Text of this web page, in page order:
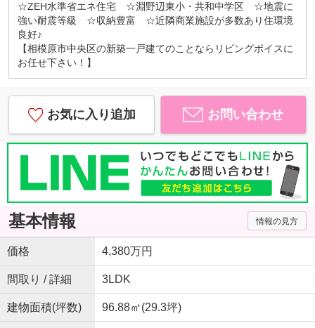
☆ZEH水準省エネ住宅 ☆淵野辺東小・共和中学区 ☆地震に
強い耐震等級 ☆収納豊富 ☆近隣商業施設が多数あり住環境
良好♪
【相模原市中央区の新築一戸建てのことならリビングボイスに
お任せ下さい！】
お気に入り追加 お問い合わせ
基本情報 情報の見方
価格 4,380万円
間取り / 詳細 3LDK
建物面積(坪数) 96.88㎡(29.3坪)